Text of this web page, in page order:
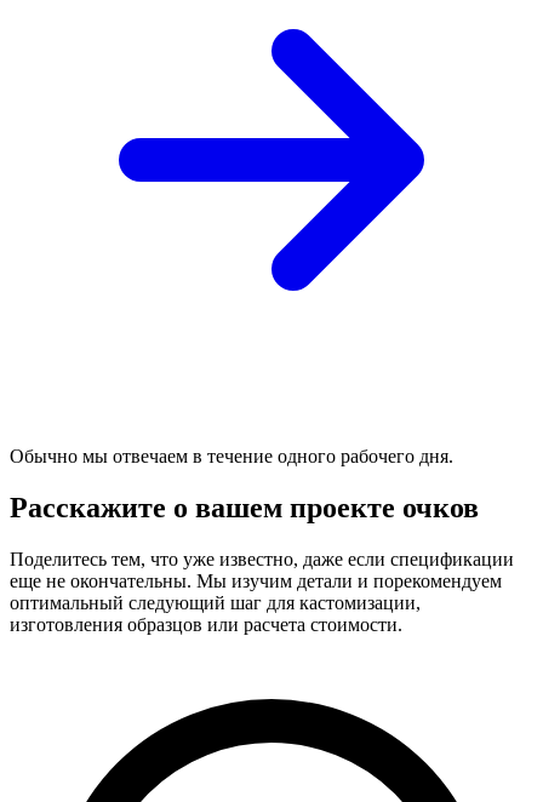
Обычно мы отвечаем в течение одного рабочего дня.
Расскажите о вашем проекте очков
Поделитесь тем, что уже известно, даже если спецификации
еще не окончательны. Мы изучим детали и порекомендуем
оптимальный следующий шаг для кастомизации,
изготовления образцов или расчета стоимости.